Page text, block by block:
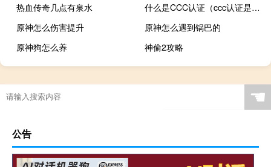
热血传奇几点有泉水
什么是CCC认证（ccc认证是什么）
原神怎么伤害提升
原神怎么遇到锅巴的
原神狗怎么养
神偷2攻略
☚
公告